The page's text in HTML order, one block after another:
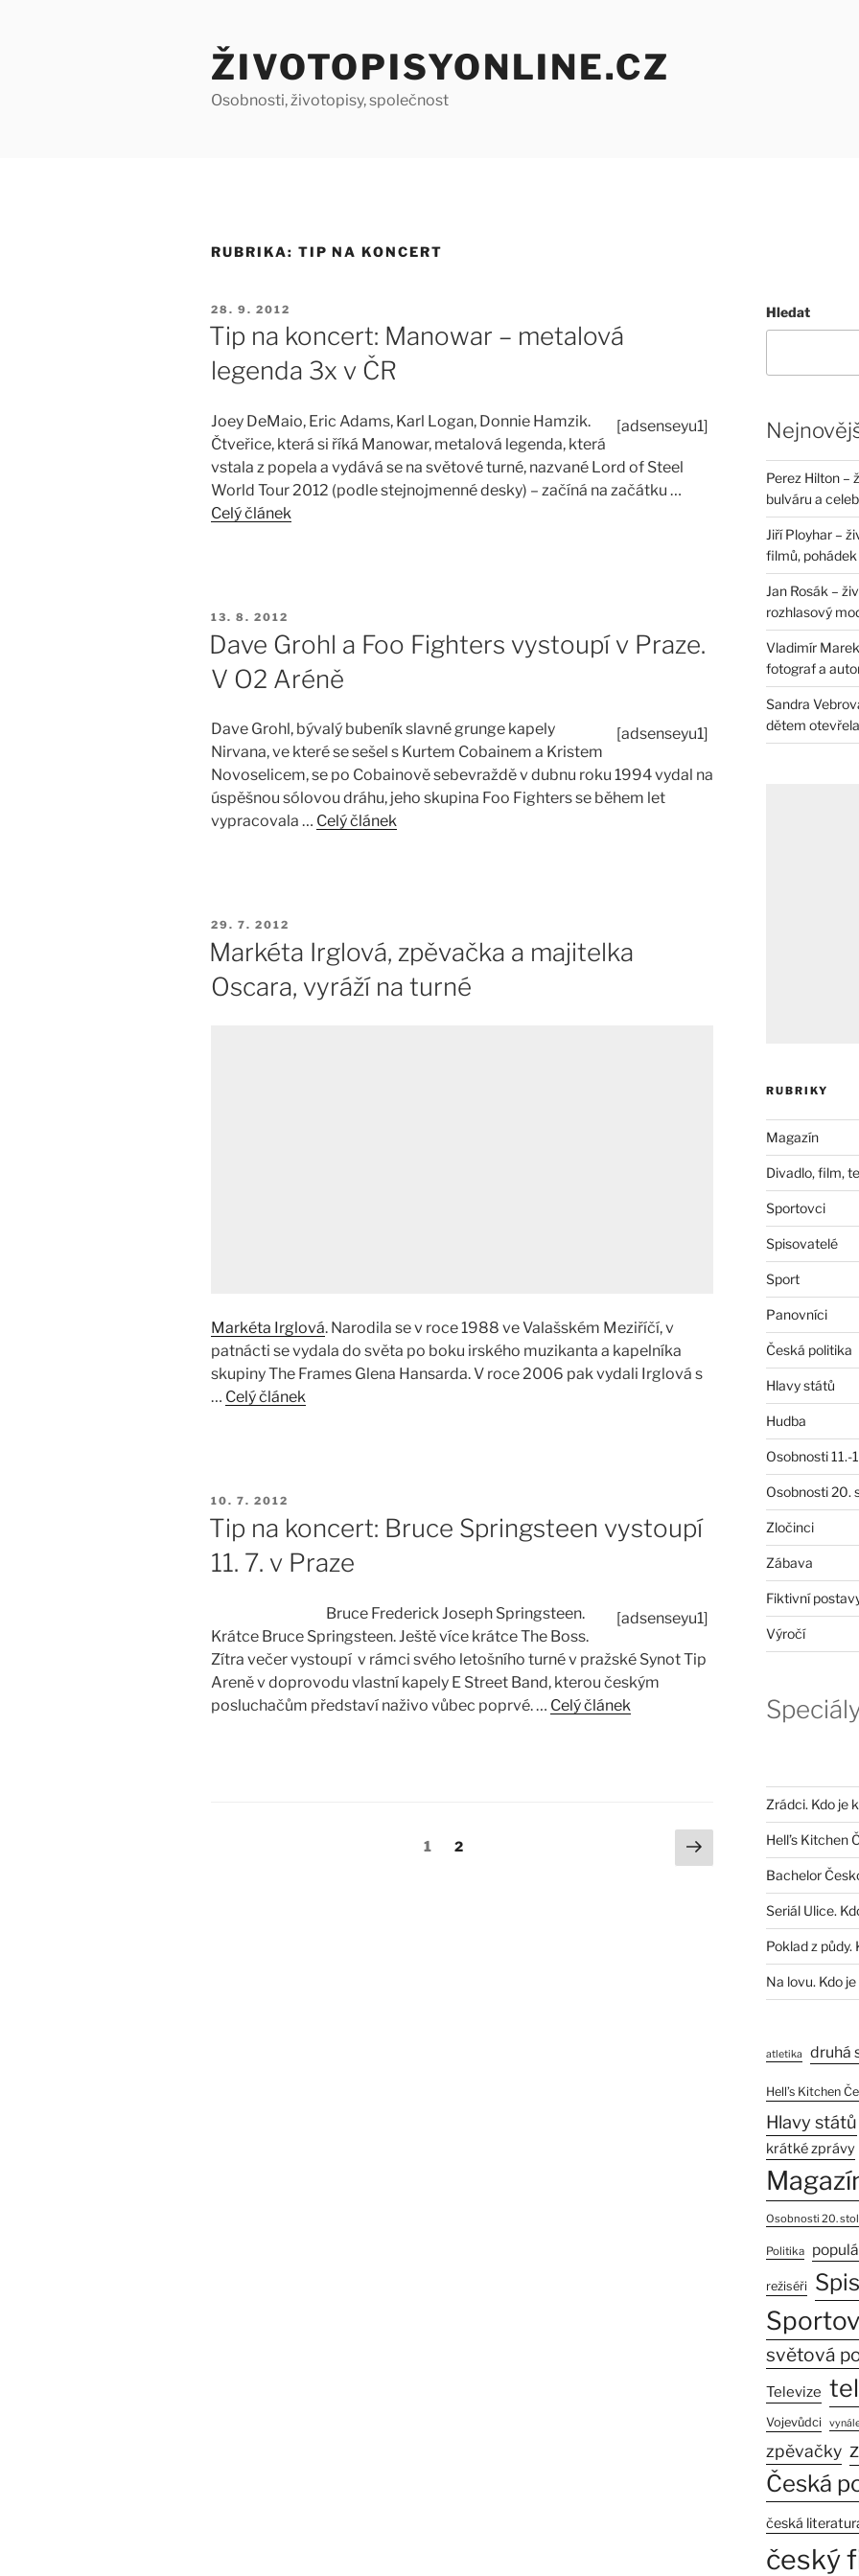
ŽIVOTOPISYONLINE.CZ
Osobnosti, životopisy, společnost
RUBRIKA: TIP NA KONCERT
PUBLIKOVÁNO
28. 9. 2012
Tip na koncert: Manowar – metalová
legenda 3x v ČR
[adsenseyu1]
Joey DeMaio, Eric Adams, Karl Logan, Donnie Hamzik.
Čtveřice, která si říká Manowar, metalová legenda, která
vstala z popela a vydává se na světové turné, nazvané Lord of Steel
World Tour 2012 (podle stejnojmenné desky) – začíná na začátku …
Celý článek
PUBLIKOVÁNO
13. 8. 2012
Dave Grohl a Foo Fighters vystoupí v Praze.
V O2 Aréně
[adsenseyu1]
Dave Grohl, bývalý bubeník slavné grunge kapely
Nirvana, ve které se sešel s Kurtem Cobainem a Kristem
Novoselicem, se po Cobainově sebevraždě v dubnu roku 1994 vydal na
úspěšnou sólovou dráhu, jeho skupina Foo Fighters se během let
vypracovala … Celý článek
PUBLIKOVÁNO
29. 7. 2012
Markéta Irglová, zpěvačka a majitelka
Oscara, vyráží na turné
Markéta Irglová. Narodila se v roce 1988 ve Valašském Meziříčí, v
patnácti se vydala do světa po boku irského muzikanta a kapelníka
skupiny The Frames Glena Hansarda. V roce 2006 pak vydali Irglová s
… Celý článek
PUBLIKOVÁNO
10. 7. 2012
Tip na koncert: Bruce Springsteen vystoupí
11. 7. v Praze
[adsenseyu1]
Bruce Frederick Joseph Springsteen.
Krátce Bruce Springsteen. Ještě více krátce The Boss.
Zítra večer vystoupí v rámci svého letošního turné v pražské Synot Tip
Areně v doprovodu vlastní kapely E Street Band, kterou českým
posluchačům představí naživo vůbec poprvé. … Celý článek
Stránka:
1 Stránka:
2
Další
stránka
Hledat
Perez Hilton –
bulváru a
Jiří Ployhar –
filmů, pohádek
Jan Rosák –
rozhlasový
Vladimír
fotograf a
Sandra
dětem
RUBRIKY
Magazín
Divadlo, film,
Sportovci
Spisovatelé
Sport
Panovníci
Česká politika
Hlavy států
Hudba
Osobnosti 11.-
Osobnosti 20.
Zločinci
Zábava
Fiktivní
Výročí
Zrádci. Kdo je
Hell’s Kitchen
Bachelor
Seriál Ulice.
Poklad z půdy.
Na lovu. Kdo
atletika druhá
Hell’s Kitchen
Hlavy států
krátké zprávy
Osobnosti 20.
Politika
režiséři
světová
Televize
Vojevůdci
zpěvačky
Česká
česká
český